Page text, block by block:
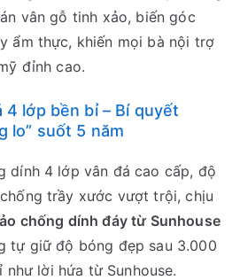
vân gỗ tinh xảo, biến góc
ẩm thực, khiến mọi bà nội trợ
đỉnh cao.
4 lớp bền bỉ – Bí quyết
lo” suốt 5 năm
dính 4 lớp vân đá cao cấp, độ
trầy xước vượt trội, chịu
chống dính đáy từ Sunhouse
tự giữ độ bóng đẹp sau 3.000
như lời hứa từ Sunhouse.